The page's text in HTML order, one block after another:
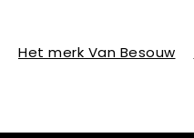
Het merk Van Besouw